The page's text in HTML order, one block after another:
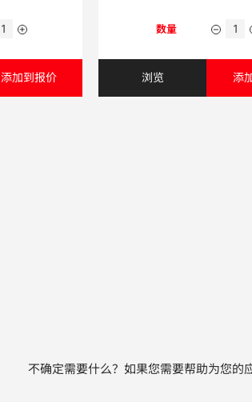
添加到报价
数量
浏览 添
不确定需要什么？如果您需要帮助为您的